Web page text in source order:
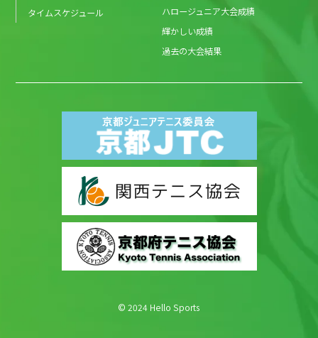
タイムスケジュール
ハロージュニア大会成績
輝かしい成績
過去の大会結果
© 2024 Hello Sports